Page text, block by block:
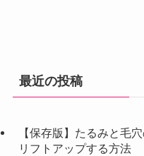
最近の投稿
【保存版】たるみと毛
リフトアップする方法